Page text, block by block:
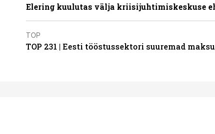
Elering kuulutas välja kriisijuhtimiskeskuse
TOP
TOP 231 | Eesti tööstussektori suuremad